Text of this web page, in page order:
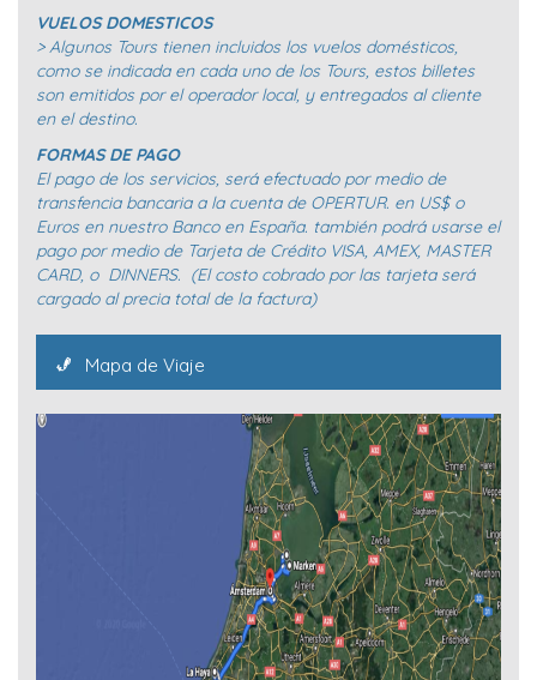
VUELOS DOMESTICOS
> Algunos Tours tienen incluidos los vuelos domésticos,
como se indicada en cada uno de los Tours, estos billetes
son emitidos por el operador local, y entregados al cliente
en el destino.
FORMAS DE PAGO
El pago de los servicios, será efectuado por medio de
transfencia bancaria a la cuenta de OPERTUR. en US$ o
Euros en nuestro Banco en España. también podrá usarse el
pago por medio de Tarjeta de Crédito VISA, AMEX, MASTER
CARD, o DINNERS. (El costo cobrado por las tarjeta será
cargado al precia total de la factura)
Mapa de Viaje